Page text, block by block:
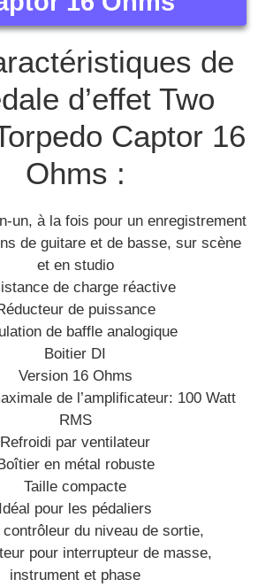
de
d’effet Two
Captor 16
Ohms :
un, à la fois pour un enregistrement
de guitare et de basse, sur scène
et en studio
de charge réactive
de puissance
de baffle analogique
Boitier DI
Version 16 Ohms
de l’amplificateur: 100 Watt
RMS
Refroidi par ventilateur
en métal robuste
Taille compacte
Idéal pour les pédaliers
contrôleur du niveau de sortie,
pour interrupteur de masse,
instrument et phase